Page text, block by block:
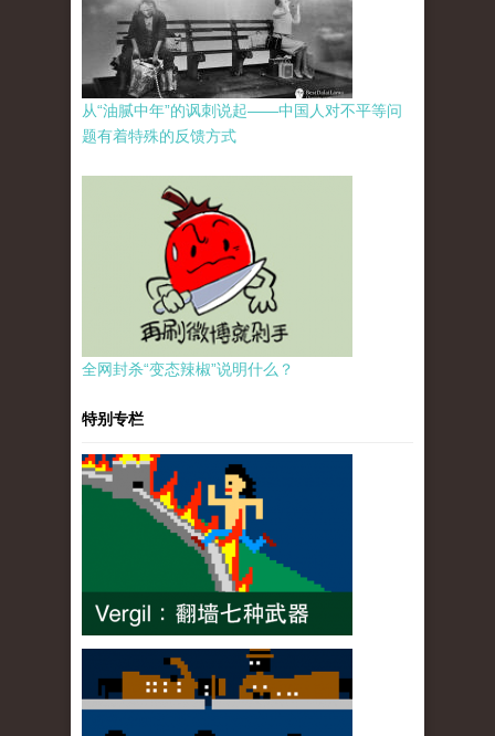
从“油腻中年”的讽刺说起——中国人对不平等问
题有着特殊的反馈方式
全网封杀“变态辣椒”说明什么？
特别专栏